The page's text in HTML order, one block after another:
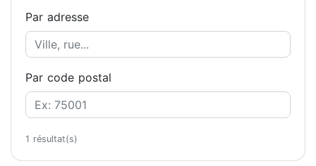
Par adresse
Par code postal
1 résultat(s)